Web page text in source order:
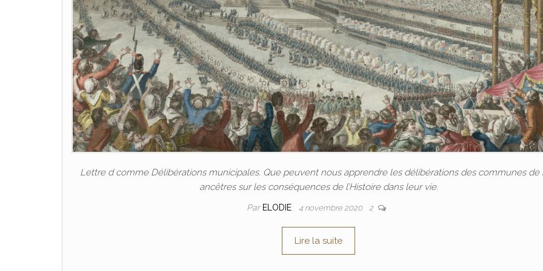
Lettre d comme Délibérations municipales. Que peuvent nous apprendre les délibérations des communes de
ancêtres sur les conséquences de l’Histoire dans leur vie.
Par ELODIE 4 novembre 2020 2
Lire la suite